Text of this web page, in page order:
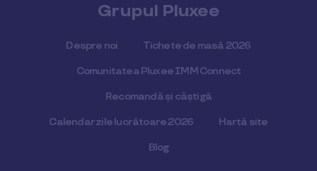
Grupul Pluxee
Despre noi Tichete de masă 2026
Comunitatea Pluxee IMM Connect
Recomandă și câștigă
Calendar zile lucrătoare 2026 Hartă site
Blog